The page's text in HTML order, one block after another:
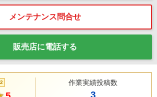
メンテナンス問合せ
販売店に電話する
2 作業実績投稿数